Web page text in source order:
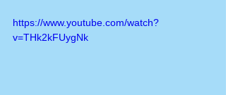
https://www.youtube.com/watch?
v=THk2kFUygNk